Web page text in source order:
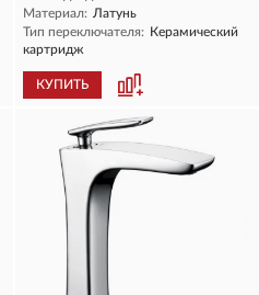
Материал: Латунь
Тип переключателя: Керамический
картридж
КУПИТЬ